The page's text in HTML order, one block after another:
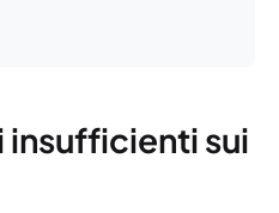
insufficienti sui